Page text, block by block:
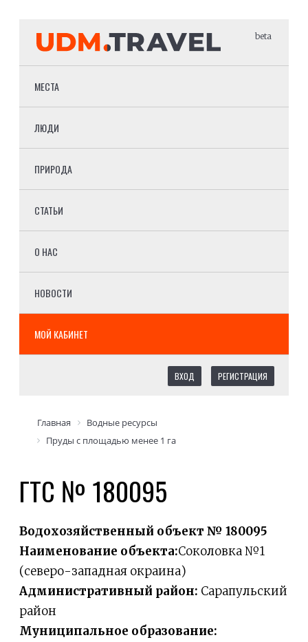
beta
МЕСТА
ЛЮДИ
ПРИРОДА
СТАТЬИ
О НАС
НОВОСТИ
МОЙ КАБИНЕТ
ВХОД РЕГИСТРАЦИЯ
Главная
Водные ресурсы
Пруды с площадью менее 1 га
ГТС № 180095
Водохозяйственный объект № 180095
Наименование объекта:Соколовка №1
(северо-западная окраина)
Административный район: Сарапульский
район
Муниципальное образование: